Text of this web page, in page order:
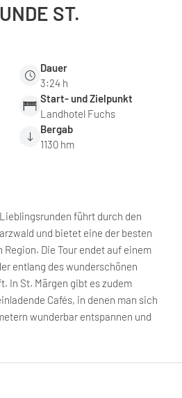
ST.
Dauer
3:24 h
Start- und Zielpunkt
Landhotel Fuchs
Bergab
1130 hm
führt durch den
und bietet eine der besten
Die Tour endet auf einem
entlang des wunderschönen
In St. Märgen gibt es zudem
Cafés, in denen man sich
wunderbar entspannen und